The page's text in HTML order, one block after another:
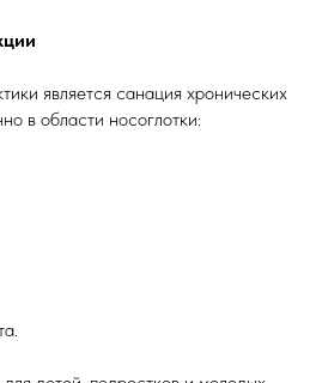
является санация хронических
в области носоглотки: